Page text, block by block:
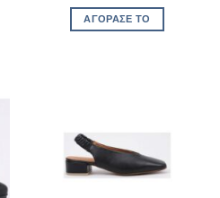
was:
€69,95.
ΑΓΌΡΑΣΈ ΤΟ